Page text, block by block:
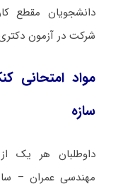
دانشجویان مقطع
شرکت در آزمون
مواد امتحانی
سازه
داوطلبان هر یک
مهندسی عمران –